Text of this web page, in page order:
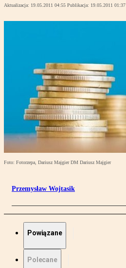
Aktualizacja: 19.05.2011 04:55 Publikacja: 19.05.2011 01:37
Foto: Fotorzepa, Dariusz Majgier DM Dariusz Majgier
Przemysław Wojtasik
Powiązane
Polecane